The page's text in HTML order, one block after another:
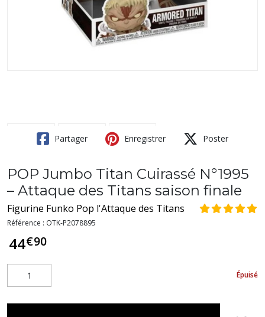
Partager Enregistrer Poster
POP Jumbo Titan Cuirassé N°1995
– Attaque des Titans saison finale
Figurine Funko Pop l'Attaque des Titans
Référence : OTK-P2078895
44€90
Épuisé